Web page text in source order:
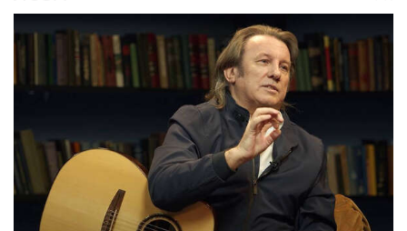
Месть продюсера, слухи о Березовском и
три развода: как Арина Шарапова нашла
счастье в четвёртом браке
Рок
КИНЧЕВ